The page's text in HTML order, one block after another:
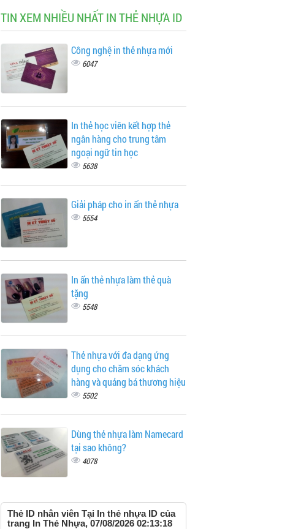
TIN XEM NHIỀU NHẤT IN THẺ NHỰA ID
Công nghệ in thẻ nhựa mới
6047
In thẻ học viên kết hợp thẻ
ngân hàng cho trung tâm
ngoại ngữ tin học
5638
Giải pháp cho in ấn thẻ nhựa
5554
In ấn thẻ nhựa làm thẻ quà
tặng
5548
Thẻ nhựa với đa dạng ứng
dụng cho chăm sóc khách
hàng và quảng bá thương hiệu
5502
Dùng thẻ nhựa làm Namecard
tại sao không?
4078
Thẻ ID nhân viên Tại In thẻ nhựa ID của
trang In Thẻ Nhựa, 07/08/2026 02:13:18